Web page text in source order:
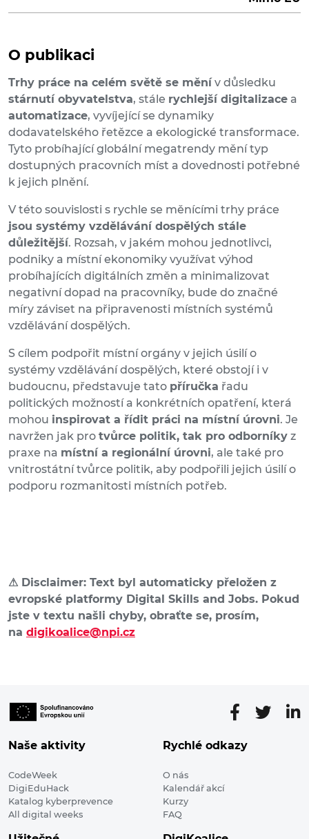
O publikaci
Trhy práce na celém světě se mění v důsledku
stárnutí obyvatelstva, stále rychlejší digitalizace a
automatizace, vyvíjející se dynamiky
dodavatelského řetězce a ekologické transformace.
Tyto probíhající globální megatrendy mění typ
dostupných pracovních míst a dovednosti potřebné
k jejich plnění.
V této souvislosti s rychle se měnícími trhy práce
jsou systémy vzdělávání dospělých stále
důležitější. Rozsah, v jakém mohou jednotlivci,
podniky a místní ekonomiky využívat výhod
probíhajících digitálních změn a minimalizovat
negativní dopad na pracovníky, bude do značné
míry záviset na připravenosti místních systémů
vzdělávání dospělých.
S cílem podpořit místní orgány v jejich úsilí o
systémy vzdělávání dospělých, které obstojí i v
budoucnu, představuje tato příručka řadu
politických možností a konkrétních opatření, která
mohou inspirovat a řídit práci na místní úrovni. Je
navržen jak pro tvůrce politik, tak pro odborníky z
praxe na místní a regionální úrovni, ale také pro
vnitrostátní tvůrce politik, aby podpořili jejich úsilí o
podporu rozmanitosti místních potřeb.
⚠ Disclaimer: Text byl automaticky přeložen z
evropské platformy Digital Skills and Jobs. Pokud
jste v textu našli chyby, obraťte se, prosím,
na digikoalice@npi.cz
Naše aktivity
CodeWeek
DigiEduHack
Katalog kyberprevence
All digital weeks
Rychlé odkazy
O nás
Kalendář akcí
Kurzy
FAQ